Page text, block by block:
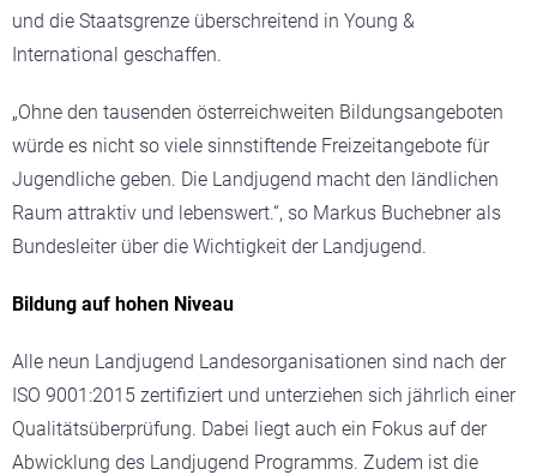
und die Staatsgrenze überschreitend in Young &
International geschaffen.
„Ohne den tausenden österreichweiten Bildungsangeboten
würde es nicht so viele sinnstiftende Freizeitangebote für
Jugendliche geben. Die Landjugend macht den ländlichen
Raum attraktiv und lebenswert.“, so Markus Buchebner als
Bundesleiter über die Wichtigkeit der Landjugend.
Bildung auf hohen Niveau
Alle neun Landjugend Landesorganisationen sind nach der
ISO 9001:2015 zertifiziert und unterziehen sich jährlich einer
Qualitätsüberprüfung. Dabei liegt auch ein Fokus auf der
Abwicklung des Landjugend Programms. Zudem ist die